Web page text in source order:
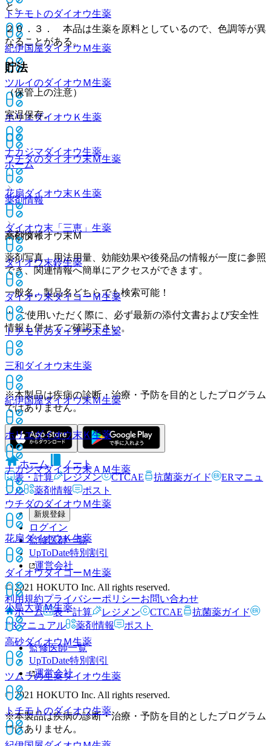
トチモトのダイオウ生薬
紀伊国屋ダイオウＭ生薬
ツルイのダイオウＭ生薬
ホリエダイオウＫ 生薬
ナカジマダイオウ生薬
ホーム
薬剤情報
高砂ダイオウ末Ｍ
と。
２０．３． 本品は生薬を原料としているので、色調等が異
なることがある。
貯法
（保管上の注意）
室温保存。
ウチダのダイオウ末Ｍ生薬
花扇ダイオウ末Ｋ 生薬
ダイオウ末「三恵」 生薬
ダイオウ末鈴生薬
ダイオウ末ダイコーＭ生薬
トチモトのダイオウ末生薬
三和ダイオウ末生薬
紀伊国屋ダイオウ末Ｍ生薬
ホリエダイオウ末Ｋ 生薬
ナカジマダイオウ末ＡＭ生薬
ウチダのダイオウＭ生薬
花扇ダイオウＫ生薬
ダイオウダイコーＭ生薬
小島大黄Ｍ生薬
高砂ダイオウＭ生薬
ツムラの生薬ダイオウ生薬
トチモトのダイオウ生薬
薬剤情報
薬剤写真、用法用量、効能効果や後発品の情報が一度に参照
でき、関連情報へ簡単にアクセスができます。
一般名、製品名どちらでも検索可能！
※ ご使用いただく際に、必ず最新の添付文書および安全性
情報も併せてご確認下さい。
※本製品は疾病の診断・治療・予防を目的としたプログラム
ではありません。
ホーム
ノート
表・計算
レジメン CTCAE 抗菌薬ガイド
ERマニュ
アル
薬剤情報 ポスト
新規登録
ログイン
監修医師一覧
UpToDate特別割引
運営会社
© 2021 HOKUTO Inc. All rights reserved.
利用規約プライバシーポリシーお問い合わせ
ホーム
表・計算 レジメン CTCAE
抗菌薬ガイド
ERマニュアル
薬剤情報 ポスト
監修医師一覧
UpToDate特別割引
運営会社
© 2021 HOKUTO Inc. All rights reserved.
※本製品は疾病の診断・治療・予防を目的としたプログラム
ではありません。